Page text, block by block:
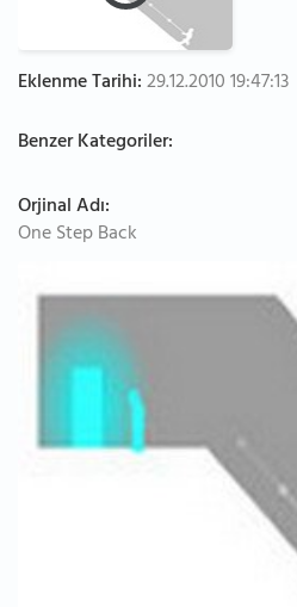
Eklenme Tarihi:29.12.2010 19:47:13
Benzer Kategoriler:
Orjinal Adı:
One Step Back